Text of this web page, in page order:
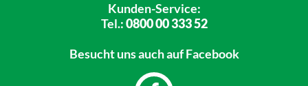
Kunden-Service:
Tel.:0800 00 333 52
Besucht unsauch auf Facebook